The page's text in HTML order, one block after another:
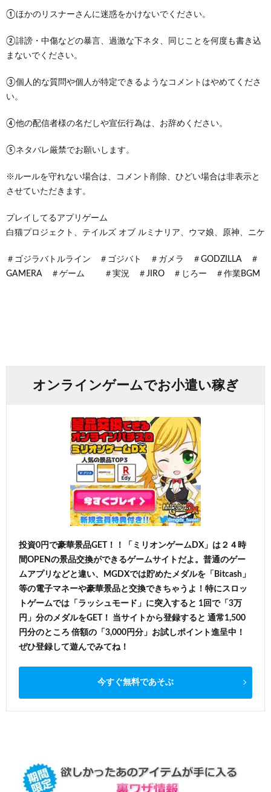
①ほかのリスナーさんに迷惑をかけないでください。
②誹謗・中傷などの暴言、過激な下ネタ、同じことを何度も書き込
まないでください。
③個人的な質問や個人が特定できるようなコメントはやめてくださ
い。
④他の配信者様の名だしや宣伝行為は、お辞めください。
⑤ネタバレ厳禁でお願いします。
※ルールを守れない場合は、コメント削除、ひどい場合は非表示と
させていただきます。
プレイしてるアプリゲーム
白猫プロジェクト、テイルズ オブ ルミナリア、ウマ娘、原神、ニケ
＃ゴジラバトルライン ＃ゴジバト ＃ガメラ ＃GODZILLA ＃
GAMERA ＃ゲーム ＃実況 ＃JIRO ＃じろー ＃作業BGM
オンラインゲームでお小遣い稼ぎ
投資0円で豪華景品GET！！「ミリオンゲームDX」は２４時
間OPENの景品交換ができるゲームサイトだよ。普通のゲー
ムアプリなどと違い、MGDXでは貯めたメダルを「Bitcash」
等の電子マネーや豪華景品と交換できちゃうよ！特にスロッ
トゲームでは「ラッシュモード」に突入すると 1回で「3万
円」分のメダルをGET！ 当サイトから登録すると 通常1,500
円分のところ 倍額の「3,000円分」お試しポイント進呈中！
ぜひ登録して遊んでみてね！
今すぐ無料であそぶ